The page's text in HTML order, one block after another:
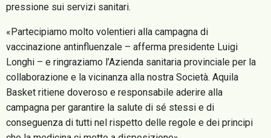
pressione sui servizi sanitari.
«Partecipiamo molto volentieri alla campagna di
vaccinazione antinfluenzale – afferma presidente Luigi
Longhi – e ringraziamo l’Azienda sanitaria provinciale per la
collaborazione e la vicinanza alla nostra Società. Aquila
Basket ritiene doveroso e responsabile aderire alla
campagna per garantire la salute di sé stessi e di
conseguenza di tutti nel rispetto delle regole e dei principi